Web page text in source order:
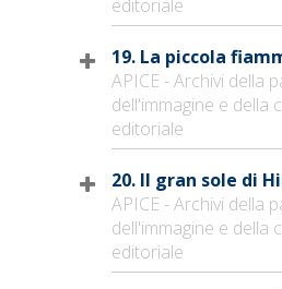
editoriale
19. La piccola
APICE - Archivi della
dell'immagine e della
editoriale
20. Il gran sole di
APICE - Archivi della
dell'immagine e della
editoriale